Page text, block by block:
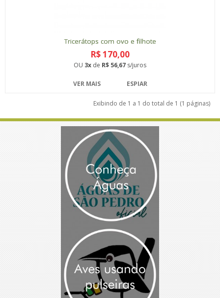
Tricerátops com ovo e filhote
R$ 170,00
OU 3x de R$ 56,67 s/juros
VER MAIS ESPIAR
Exibindo de 1 a 1 do total de 1 (1 páginas)